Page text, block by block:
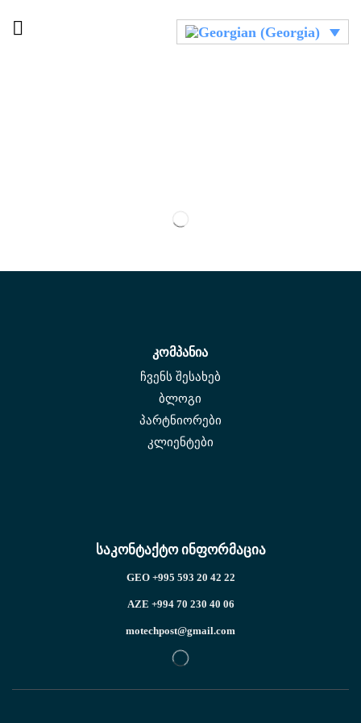
კომპანია
ჩვენს შესახებ
ბლოგი
პარტნიორები
კლიენტები
საკონტაქტო ინფორმაცია
GEO +995 593 20 42 22
AZE +994 70 230 40 06
motechpost@gmail.com